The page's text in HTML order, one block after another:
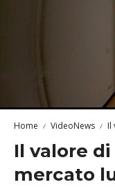
Home VideoNews Il
Il valore
mercato